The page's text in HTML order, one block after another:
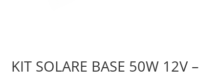
KIT SOLARE BASE 50W 12V –